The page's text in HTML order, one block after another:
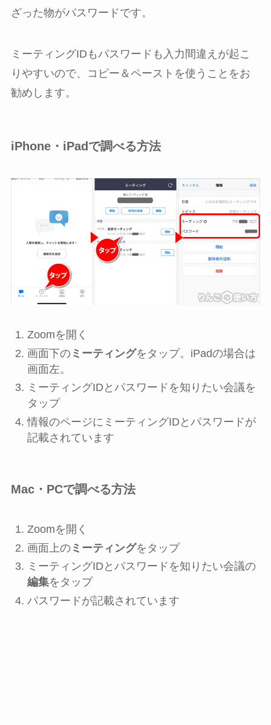
ざった物がパスワードです。
ミーティングIDもパスワードも入力間違えが起こ
りやすいので、コピー＆ペーストを使うことをお
勧めします。
iPhone・iPadで調べる方法
Zoomを開く
画面下のミーティングをタップ。iPadの場合は
画面左。
ミーティングIDとパスワードを知りたい会議を
タップ
情報のページにミーティングIDとパスワードが
記載されています
Mac・PCで調べる方法
Zoomを開く
画面上のミーティングをタップ
ミーティングIDとパスワードを知りたい会議の
編集をタップ
パスワードが記載されています